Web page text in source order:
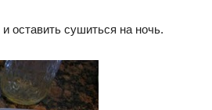
оставить сушиться на ночь.